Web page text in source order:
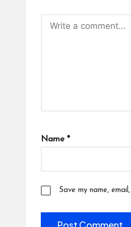
Name *
Save my name,